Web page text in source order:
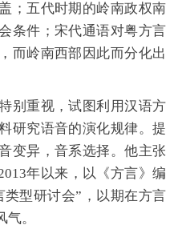
；五代时期的岭南政权南
条件；宋代通语对粤方言
而岭南西部因此而分化出
重视，试图利用汉语方
研究语音的演化规律。提
变异，音系选择。他主张
年以来，以《方言》编
型研讨会”，以期在方言
。